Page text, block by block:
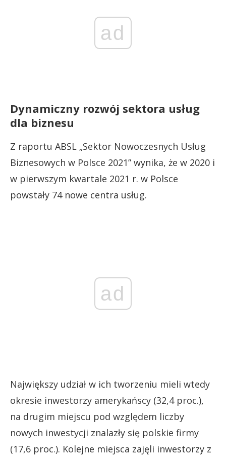
ad
Dynamiczny rozwój sektora usług
dla biznesu
Z raportu ABSL „Sektor Nowoczesnych Usług
Biznesowych w Polsce 2021” wynika, że w 2020 i
w pierwszym kwartale 2021 r. w Polsce
powstały 74 nowe centra usług.
ad
Największy udział w ich tworzeniu mieli wtedy
okresie inwestorzy amerykańscy (32,4 proc.),
na drugim miejscu pod względem liczby
nowych inwestycji znalazły się polskie firmy
(17,6 proc.). Kolejne miejsca zajęli inwestorzy z